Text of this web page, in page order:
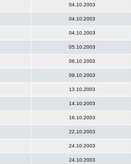
04.10.2003
04.10.2003
04.10.2003
05.10.2003
06.10.2003
09.10.2003
13.10.2003
14.10.2003
16.10.2003
22.10.2003
24.10.2003
24.10.2003